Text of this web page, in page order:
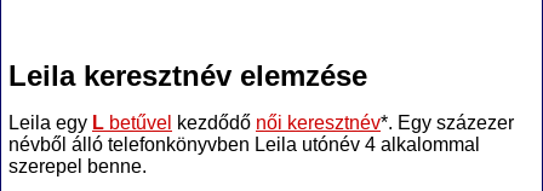
Leila keresztnév elemzése
Leila egy L betűvel kezdődő női keresztnév*. Egy százezer
névből álló telefonkönyvben Leila utónév 4 alkalommal
szerepel benne.